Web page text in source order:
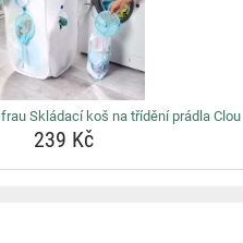
Skládací koš na třídění prádla Clou
239 Kč